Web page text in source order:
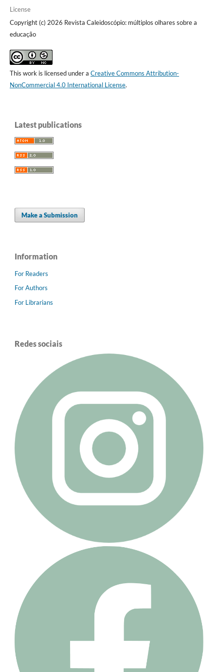
License
Copyright (c) 2026 Revista Caleidoscópio: múltiplos olhares sobre a
educação
This work is licensed under a Creative Commons Attribution-
NonCommercial 4.0 International License.
Latest publications
Make a Submission
Information
For Readers
For Authors
For Librarians
Redes sociais